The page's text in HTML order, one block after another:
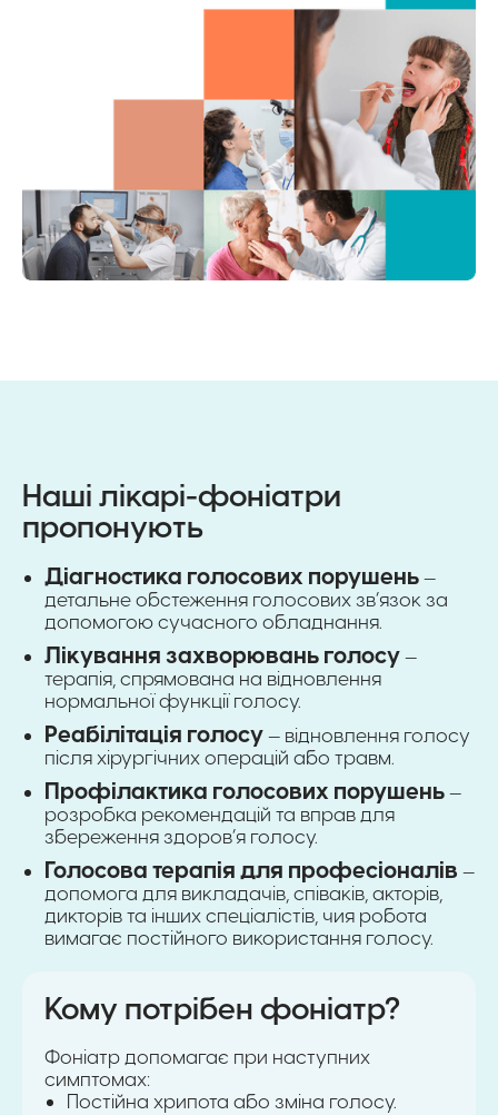
Кому потрібен фоніатр?
Фоніатр допомагає при наступних
симптомах:
Постійна хрипота або зміна голосу.
Наші лікарі-фоніатри
пропонують
Діагностика голосових порушень—
детальне обстеження голосових зв’язок за
допомогою сучасного обладнання.
Лікування захворювань голосу—
терапія, спрямована на відновлення
нормальної функції голосу.
Реабілітація голосу— відновлення голосу
після хірургічних операцій або травм.
Профілактика голосових порушень—
розробка рекомендацій та вправ для
збереження здоров’я голосу.
Голосова терапія для професіоналів —
допомога для викладачів, співаків, акторів,
дикторів та інших спеціалістів, чия робота
вимагає постійного використання голосу.